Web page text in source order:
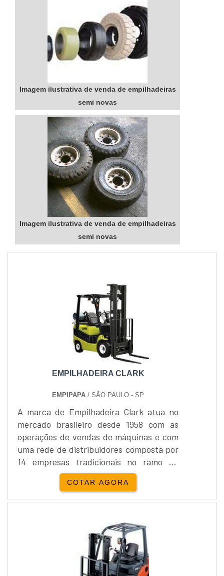
em uma empresa altamente qualificada,
descobre a Sansei Talhas.
Disponibilizando para ...
Imagem ilustrativa de venda de empilhadeiras
semi novas
Imagem ilustrativa de venda de empilhadeiras
semi novas
EMPILHADEIRA CLARK
EMPIPAPA / SÃO PAULO - SP
A marca de Empilhadeira Clark atua no
mercado brasileiro desde 1958 com as
operações de vendas de máquinas e com
uma rede de distribuidores composta por
14 empresas tradicionais no ramo de
equipamentos e é disponibilizada para
comércio e locação na Empipapa
Empilhadeiras.A Empipapa Empilhadeiras
serviços de manutenção industrial,
comércio, transporte, estocagem,
logística e armazenagem de cargas, sendo
COTAR AGORA